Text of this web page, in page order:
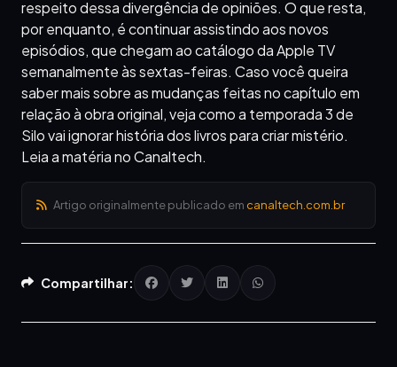
respeito dessa divergência de opiniões. O que resta,
por enquanto, é continuar assistindo aos novos
episódios, que chegam ao catálogo da Apple TV
semanalmente às sextas-feiras. Caso você queira
saber mais sobre as mudanças feitas no capítulo em
relação à obra original, veja como a temporada 3 de
Silo vai ignorar história dos livros para criar mistério.
Leia a matéria no Canaltech.
Artigo originalmente publicado em canaltech.com.br
Compartilhar: